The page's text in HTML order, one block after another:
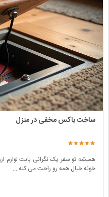
ساخت باکس مخفی در منزل
همیشه تو سفر یک نگرانی بابت
خونه خیال همه رو راحت می کنه ...